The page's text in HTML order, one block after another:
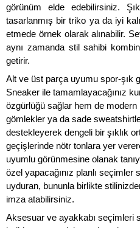
görünüm elde edebilirsiniz.
tasarlanmış bir triko ya da iyi
etmede örnek olarak alınabilir.
aynı zamanda stil sahibi
getirir.
Alt ve üst parça uyumu spor-şık
Sneaker ile tamamlayacağınız
özgürlüğü sağlar hem de
gömlekler ya da sade
destekleyerek dengeli bir şıklık
geçişlerinde nötr tonlara yer
uyumlu görünmesine olanak
özel yapacağınız planlı
uyduran, bununla birlikte
imza atabilirsiniz.
Aksesuar ve ayakkabı seçimleri